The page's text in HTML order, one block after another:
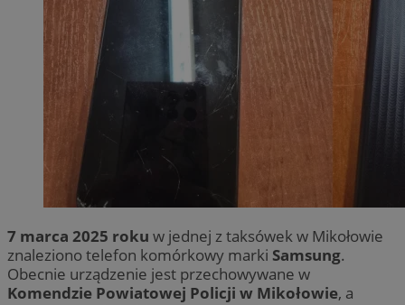
7 marca 2025 roku w jednej z taksówek w Mikołowie
znaleziono telefon komórkowy marki Samsung.
Obecnie urządzenie jest przechowywane w
Komendzie Powiatowej Policji w Mikołowie, a